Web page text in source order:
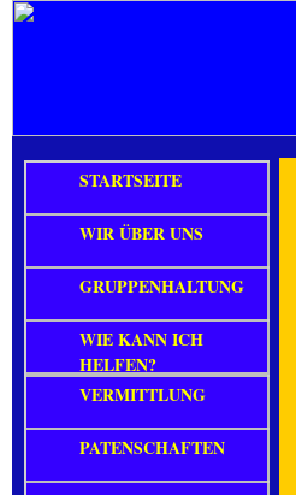
STARTSEITE
WIR ÜBER UNS
GRUPPENHALTUNG
WIE KANN ICH
HELFEN?
VERMITTLUNG
PATENSCHAFTEN